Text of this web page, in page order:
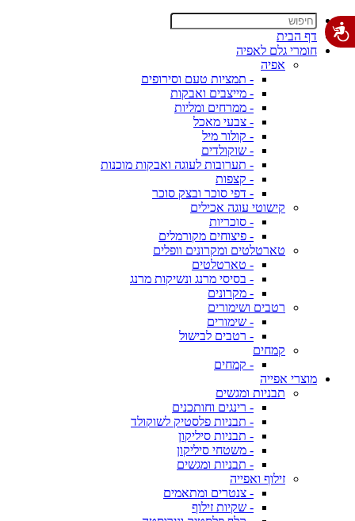
דף הבית
חומרי גלם לאפיה
אפיה
- תמציות טעם וסירופים
- מייצבים ואבקות
- ממרחים ומליות
- צבעי מאכל
- קולור מיל
- שוקולדים
- תערובות לעוגה ואבקות מוכנות
- קצפות
- דפי סוכר ובצק סוכר
קישוטי עוגה אכילים
- סוכריות
- פיצוחים מקורמלים
טארטלטים ומקרונים וופלים
- טארטלטים
- בסיסי מרנג ונשיקות מרנג
- מקרונים
רטבים ושימורים
- שימורים
- רטבים לבישול
קמחים
- קמחים
מוצרי אפייה
תבניות ומגשים
- רינגים וחותכנים
- תבניות פלסטיק לשוקולד
- תבניות סיליקון
- משטחי סיליקון
- תבניות ומגשים
זילוף ואפייה
- צנטרים ומתאמים
- שקיות זילוף